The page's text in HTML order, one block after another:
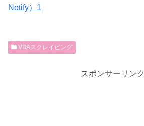
Notify）1
VBAスクレイピング
スポンサーリンク